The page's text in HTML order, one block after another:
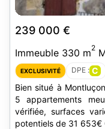
239 000 €
Immeuble 330 m2
EXCLUSIVITÉ DPE : C
Bien situé à
5 appartements
vérifiée, surfaces
potentiels de 31 653€